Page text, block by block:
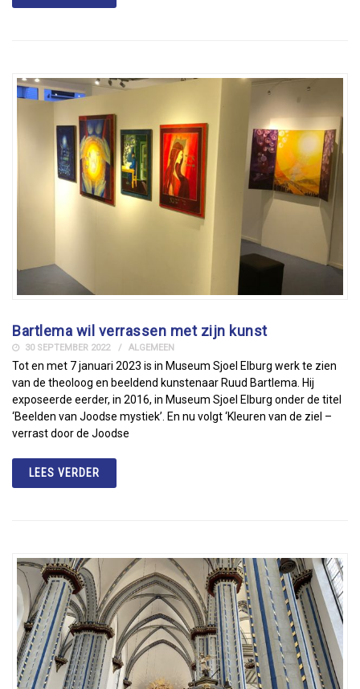
Bartlema wil verrassen met zijn kunst
30 SEPTEMBER 2022 ALGEMEEN
Tot en met 7 januari 2023 is in Museum Sjoel Elburg werk te zien
van de theoloog en beeldend kunstenaar Ruud Bartlema. Hij
exposeerde eerder, in 2016, in Museum Sjoel Elburg onder de titel
‘Beelden van Joodse mystiek’. En nu volgt ‘Kleuren van de ziel –
verrast door de Joodse
LEES VERDER